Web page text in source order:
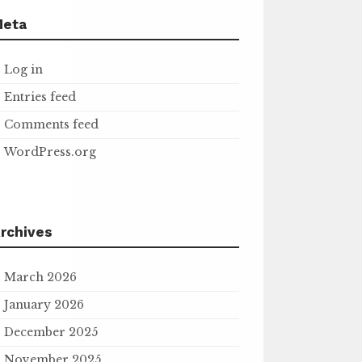
Log in
Entries feed
Comments feed
WordPress.org
March 2026
January 2026
December 2025